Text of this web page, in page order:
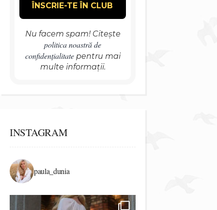
Nu facem spam! Citește
politica noastră de
confidențialitatepentru mai
multe informații.
INSTAGRAM
paula_dunia